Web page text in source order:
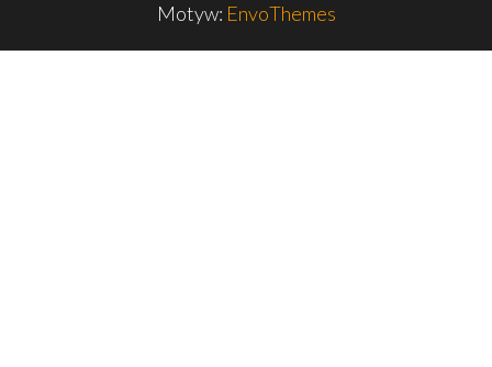
Motyw: EnvoThemes